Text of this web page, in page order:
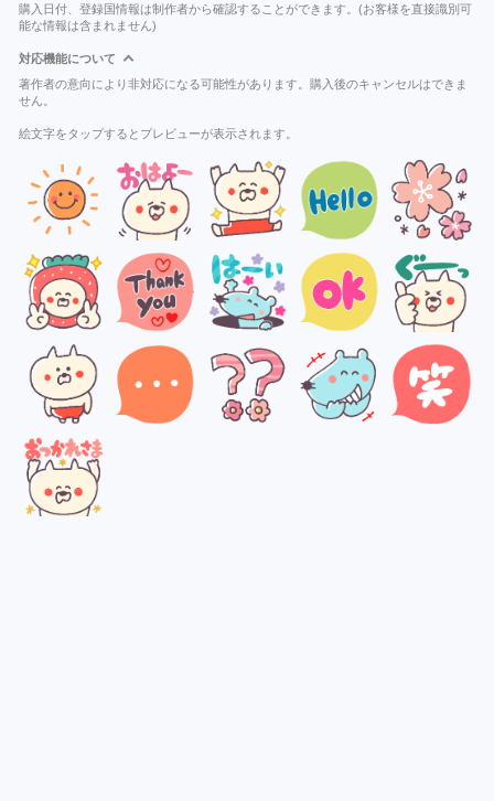
購入日付、登録国情報は制作者から確認することができます。(お客様を直接識別可
能な情報は含まれません)
対応機能について
著作者の意向により非対応になる可能性があります。購入後のキャンセルはできま
せん。
絵文字をタップするとプレビューが表示されます。